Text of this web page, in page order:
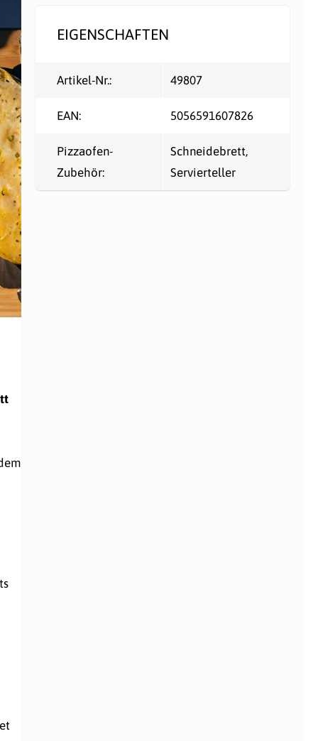
EIGENSCHAFTEN
Artikel-Nr.: 49807
EAN: 5056591607826
Pizzaofen-
Zubehör:
Schneidebrett,
Servierteller